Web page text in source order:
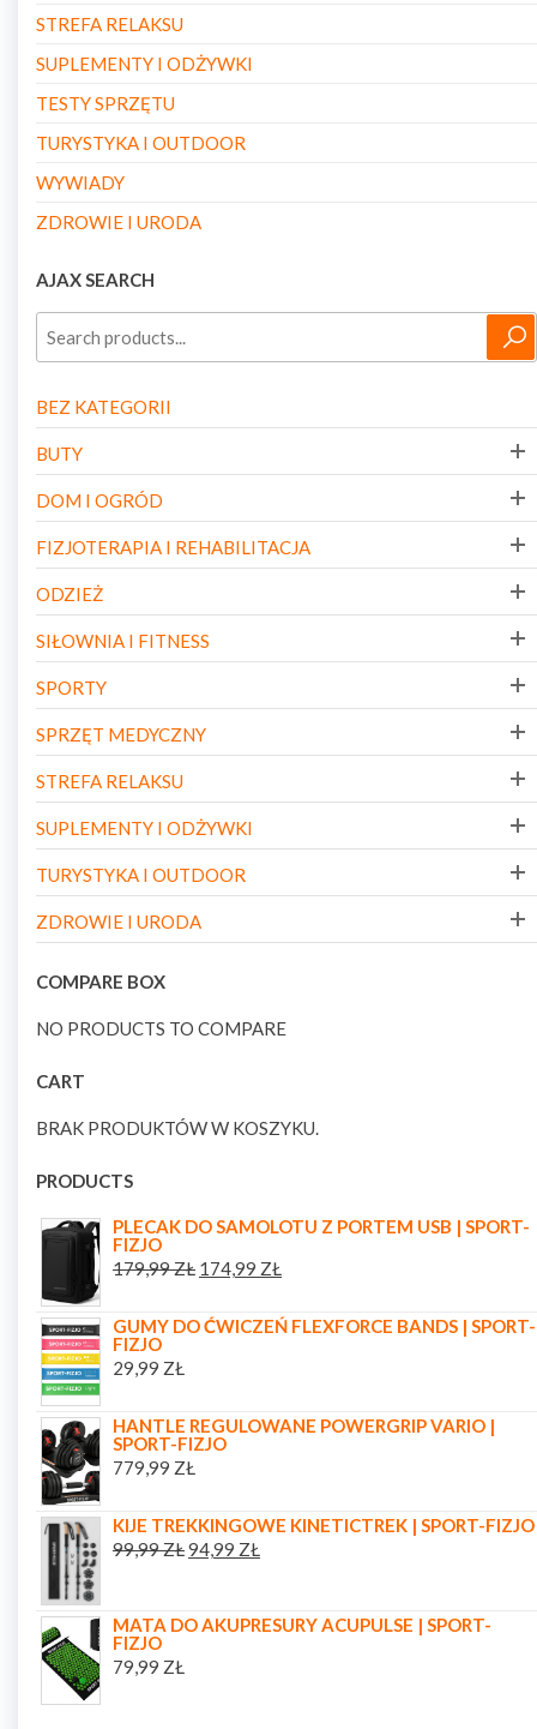
STREFA RELAKSU
SUPLEMENTY I ODŻYWKI
TESTY SPRZĘTU
TURYSTYKA I OUTDOOR
WYWIADY
ZDROWIE I URODA
AJAX SEARCH
BEZ KATEGORII
BUTY
DOM I OGRÓD
FIZJOTERAPIA I REHABILITACJA
ODZIEŻ
SIŁOWNIA I FITNESS
SPORTY
SPRZĘT MEDYCZNY
STREFA RELAKSU
SUPLEMENTY I ODŻYWKI
TURYSTYKA I OUTDOOR
ZDROWIE I URODA
COMPARE BOX
NO PRODUCTS TO COMPARE
CART
BRAK PRODUKTÓW W KOSZYKU.
PRODUCTS
PLECAK DO SAMOLOTU Z PORTEM USB | SPORT-
FIZJO
179,99ZŁ 174,99 ZŁ
GUMY DO ĆWICZEŃ FLEXFORCE BANDS | SPORT-
FIZJO
29,99 ZŁ
HANTLE REGULOWANE POWERGRIP VARIO |
SPORT-FIZJO
779,99 ZŁ
KIJE TREKKINGOWE KINETICTREK | SPORT-FIZJO
99,99ZŁ94,99 ZŁ
MATA DO AKUPRESURY ACUPULSE | SPORT-
FIZJO
79,99 ZŁ